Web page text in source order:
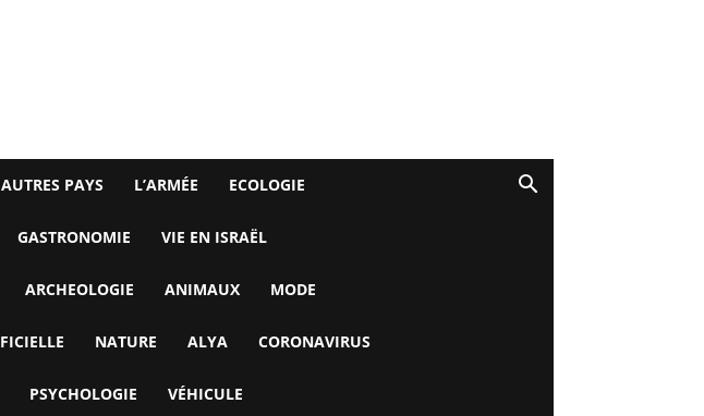
PAYS L’ARMÉE ECOLOGIE
GASTRONOMIE VIE EN ISRAËL
ARCHEOLOGIE ANIMAUX MODE
NATURE ALYA CORONAVIRUS
PSYCHOLOGIE VÉHICULE